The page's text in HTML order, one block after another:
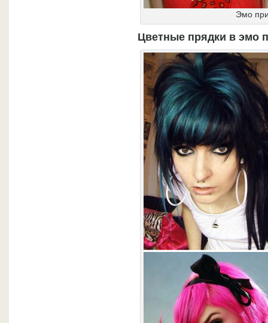
Эмо
Цветные прядки в эмо